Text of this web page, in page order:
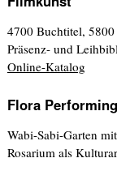
4700 Buchtitel,
Präsenz- und
Online-Katalog
Flora Performing
Wabi-Sabi-Garten mit
Rosarium als